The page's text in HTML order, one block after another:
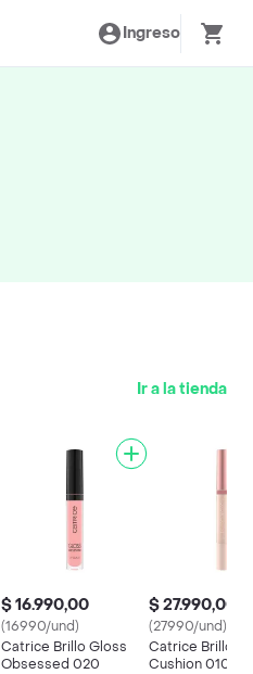
Ingreso
Ir a la tienda
$ 16.990,00
(16990/und)
Catrice Brillo Gloss
Obsessed 020
$ 27.990,00
(27990/und)
Catrice Brillo
Cushion 010